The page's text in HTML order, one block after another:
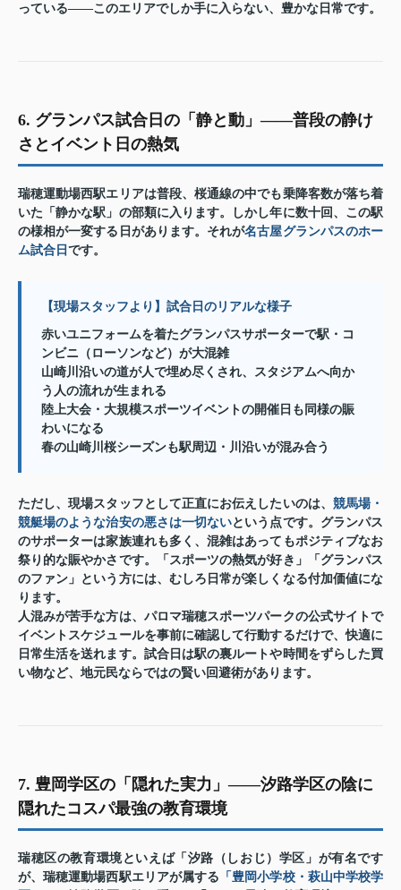
っている——このエリアでしか手に入らない、豊かな日常です。
6. グランパス試合日の「静と動」——普段の静け
さとイベント日の熱気
瑞穂運動場西駅エリアは普段、桜通線の中でも乗降客数が落ち着
いた「静かな駅」の部類に入ります。しかし年に数十回、この駅
の様相が一変する日があります。それが名古屋グランパスのホー
ム試合日 です。
【現場スタッフより】試合日のリアルな様子
赤いユニフォームを着たグランパスサポーターで駅・コ
ンビニ（ローソンなど）が大混雑
山崎川沿いの道が人で埋め尽くされ、スタジアムへ向か
う人の流れが生まれる
陸上大会・大規模スポーツイベントの開催日も同様の賑
わいになる
春の山崎川桜シーズンも駅周辺・川沿いが混み合う
ただし、現場スタッフとして正直にお伝えしたいのは、 競馬場・
競艇場のような治安の悪さは一切ないという点です。グランパス
のサポーターは家族連れも多く、混雑はあってもポジティブなお
祭り的な賑やかさです。「スポーツの熱気が好き」「グランパス
のファン」という方には、むしろ日常が楽しくなる付加価値にな
ります。
人混みが苦手な方は、パロマ瑞穂スポーツパークの公式サイトで
イベントスケジュールを事前に確認して行動するだけで、快適に
日常生活を送れます。試合日は駅の裏ルートや時間をずらした買
い物など、地元民ならではの賢い回避術があります。
7. 豊岡学区の「隠れた実力」——汐路学区の陰に
隠れたコスパ最強の教育環境
瑞穂区の教育環境といえば「汐路（しおじ）学区」が有名です
が、瑞穂運動場西駅エリアが属する 「豊岡小学校・萩山中学校学